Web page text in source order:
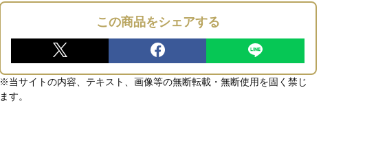
この商品をシェアする
※当サイトの内容、テキスト、画像等の無断転載・無断使用を固く禁じ
ます。